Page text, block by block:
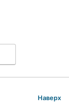
Наверх